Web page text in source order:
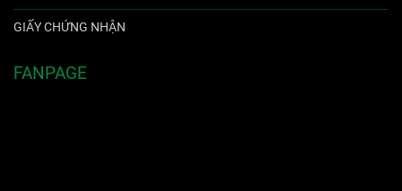
GIẤY CHỨNG NHẬN
FANPAGE